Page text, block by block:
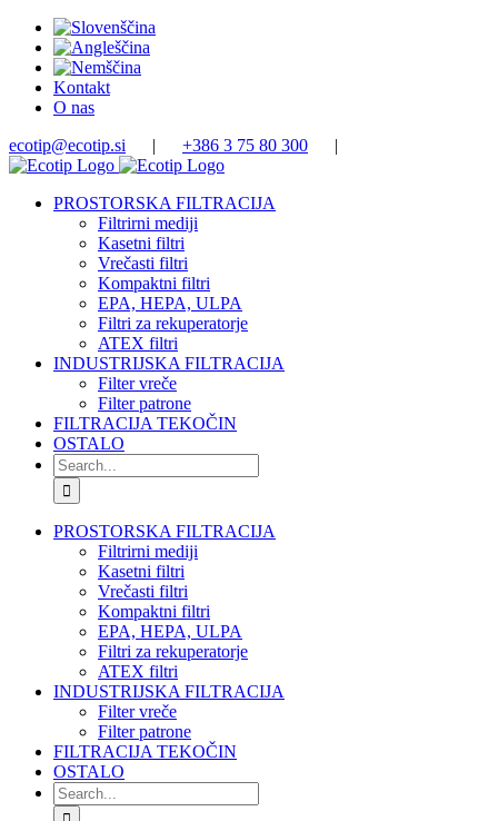
Skip
content
Kontakt
O nas
ecotip@ecotip.si | +386 3 75 80 300 |
PROSTORSKA FILTRACIJA
Filtrirni mediji
Kasetni filtri
Vrečasti filtri
Kompaktni filtri
EPA, HEPA, ULPA
Filtri za rekuperatorje
ATEX filtri
INDUSTRIJSKA FILTRACIJA
Filter vreče
Filter patrone
FILTRACIJA TEKOČIN
OSTALO
Search
for:
PROSTORSKA FILTRACIJA
Filtrirni mediji
Kasetni filtri
Vrečasti filtri
Kompaktni filtri
EPA, HEPA, ULPA
Filtri za rekuperatorje
ATEX filtri
INDUSTRIJSKA FILTRACIJA
Filter vreče
Filter patrone
FILTRACIJA TEKOČIN
OSTALO
Search
for: